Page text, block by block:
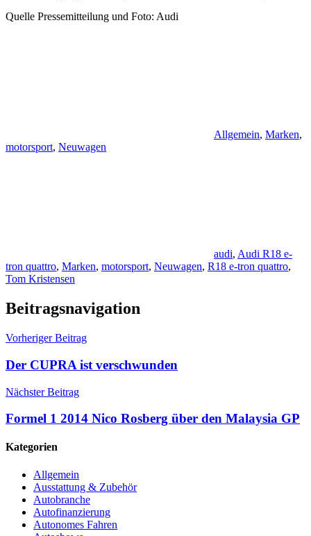
Quelle Pressemitteilung und Foto: Audi
Allgemein, Marken,
motorsport, Neuwagen
audi, Audi R18 e-
tron quattro, Marken, motorsport, Neuwagen, R18 e-tron quattro,
Tom Kristensen
Beitragsnavigation
Vorheriger Beitrag
Der CUPRA ist verschwunden
Nächster Beitrag
Formel 1 2014 Nico Rosberg über den Malaysia GP
Kategorien
Allgemein
Ausstattung & Zubehör
Autobranche
Autofinanzierung
Autonomes Fahren